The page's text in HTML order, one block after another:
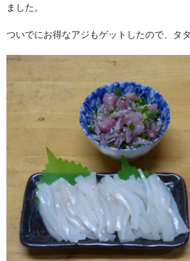
ました。
ついでにお得なアジもゲットしたので、タ